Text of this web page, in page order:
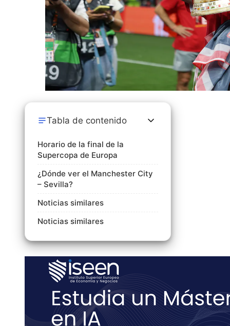
Tabla de contenido
Horario de la final de la
Supercopa de Europa
¿Dónde ver el Manchester City
– Sevilla?
Noticias similares
Noticias similares